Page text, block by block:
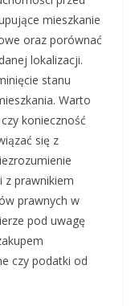
mieszkanie
oraz porównać
lokalizacji.
stanu
Warto
konieczność
się z
z prawnikiem
prawnych w
pod uwagę
czy podatki od